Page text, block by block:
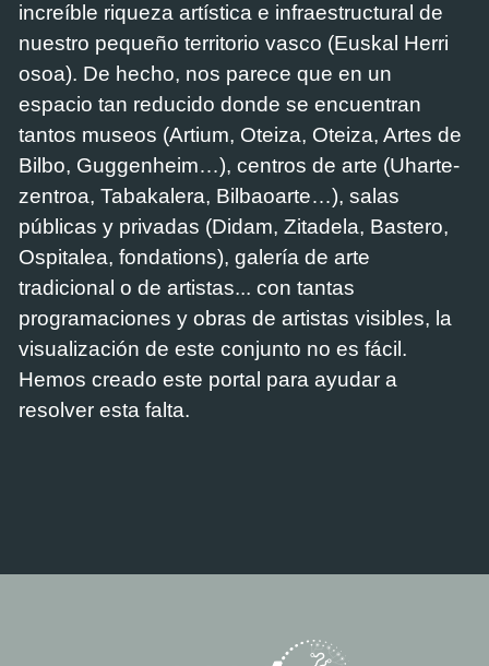
increíble riqueza artística e infraestructural de
nuestro pequeño territorio vasco (Euskal Herri
osoa). De hecho, nos parece que en un
espacio tan reducido donde se encuentran
tantos museos (Artium, Oteiza, Oteiza, Artes de
Bilbo, Guggenheim…), centros de arte (Uharte-
zentroa, Tabakalera, Bilbaoarte…), salas
públicas y privadas (Didam, Zitadela, Bastero,
Ospitalea, fondations), galería de arte
tradicional o de artistas... con tantas
programaciones y obras de artistas visibles, la
visualización de este conjunto no es fácil.
Hemos creado este portal para ayudar a
resolver esta falta.